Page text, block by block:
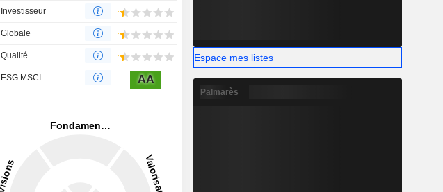
Investisseur
Globale
Qualité
ESG MSCI AA
Espace mes listes
Palmarès